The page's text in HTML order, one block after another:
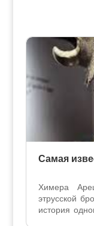
Самая
Химера
этрусской
история